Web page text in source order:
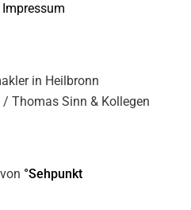
Impressum
in Heilbronn
Thomas Sinn & Kollegen
°Sehpunkt